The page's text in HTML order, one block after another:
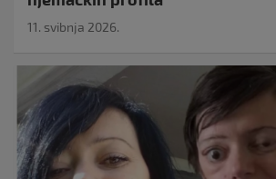
11. svibnja 2026.